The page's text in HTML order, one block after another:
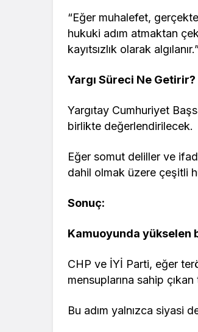
“Eğer muhalefet,
hukuki adım atmaktan
kayıtsızlık olarak algılanır.”
Yargı Süreci Ne Getirir?
Yargıtay Cumhuriyet
birlikte değerlendirilecek.
Eğer somut deliller ve
dahil olmak üzere çeşitli
Sonuç:
Kamuoyunda yükselen
CHP ve İYİ Parti, eğer
mensuplarına sahip
Bu adım yalnızca siyasi